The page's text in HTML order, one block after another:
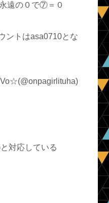
遠の０で⑦＝０
ントはasa0710とな
対応している